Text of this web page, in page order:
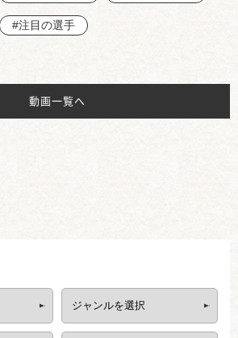
#注目の選手
動画一覧へ